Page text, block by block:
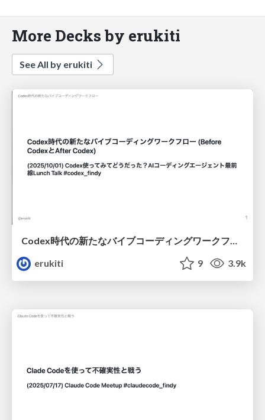
More Decks by erukiti
See All by erukiti
Codex時代の新たなバイブコーディングワークフロー/ after Codex workflow
erukiti
9 3.9k